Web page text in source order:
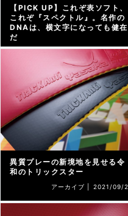
【PICK UP】これぞ表ソフト、
これぞ『スペクトル』。名作の
DNAは、横文字になっても健在
だ
2021/10/
異質プレーの新境地を見せる令
和のトリックスター
アーカイブ | 2021/09/